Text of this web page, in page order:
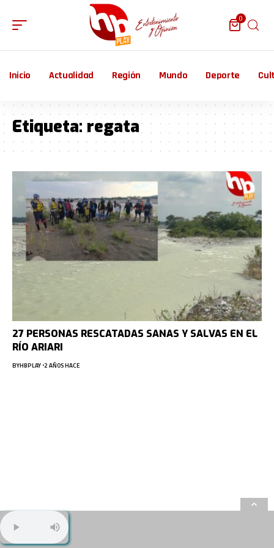
0
Inicio Actualidad Región Mundo Deporte
Etiqueta:regata
27 PERSONAS RESCATADAS SANAS Y SALVAS EN EL
RÍO ARIARI
BYHBPLAY 2 AÑOS HACE